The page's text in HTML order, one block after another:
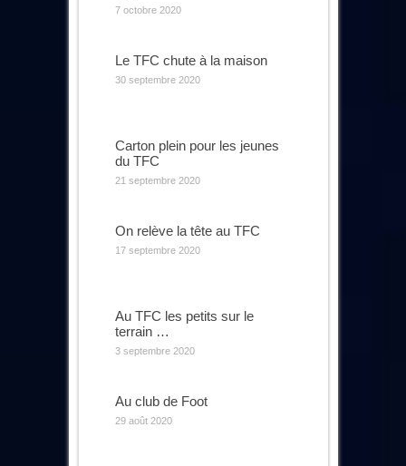
7 octobre 2020
Le TFC chute à la maison
30 septembre 2020
Carton plein pour les jeunes
du TFC
21 septembre 2020
On relève la tête au TFC
17 septembre 2020
Au TFC les petits sur le
terrain …
3 septembre 2020
Au club de Foot
29 août 2020